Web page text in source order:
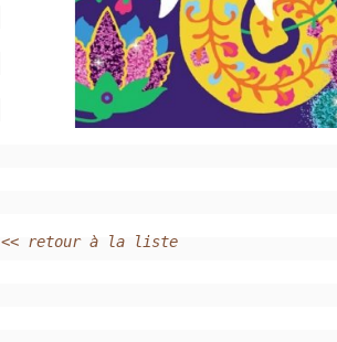
<< retour à la liste